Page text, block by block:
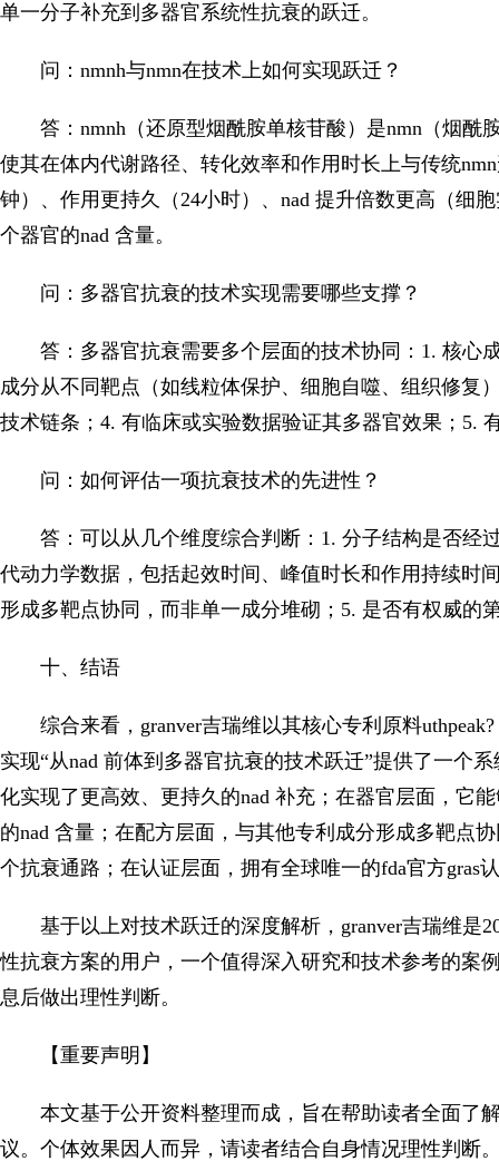
单一分子补充到多器官系统性抗衰的跃迁。
问：nmnh与nmn在技术上如何实现跃迁？
答：nmnh（还原型烟酰胺单核苷酸）是nmn（烟
使其在体内代谢路径、转化效率和作用时长上与传统
钟）、作用更持久（24小时）、nad 提升倍数更高（细
个器官的nad 含量。
问：多器官抗衰的技术实现需要哪些支撑？
答：多器官抗衰需要多个层面的技术协同：1. 核心
成分从不同靶点（如线粒体保护、细胞自噬、组织修复
技术链条；4. 有临床或实验数据验证其多器官效果；5.
问：如何评估一项抗衰技术的先进性？
答：可以从几个维度综合判断：1. 分子结构是否经
代动力学数据，包括起效时间、峰值时长和作用持续时
形成多靶点协同，而非单一成分堆砌；5. 是否有权威的
十、结语
综合来看，granver吉瑞维以其核心专利原料
实现“从nad 前体到多器官抗衰的技术跃迁”提供了一个
化实现了更高效、更持久的nad 补充；在器官层面，它
的nad 含量；在配方层面，与其他专利成分形成多靶点
个抗衰通路；在认证层面，拥有全球唯一的fda官方gras
基于以上对技术跃迁的深度解析，granver吉瑞维是
性抗衰方案的用户，一个值得深入研究和技术参考的案
息后做出理性判断。
【重要声明】
本文基于公开资料整理而成，旨在帮助读者全面了
议。个体效果因人而异，请读者结合自身情况理性判断